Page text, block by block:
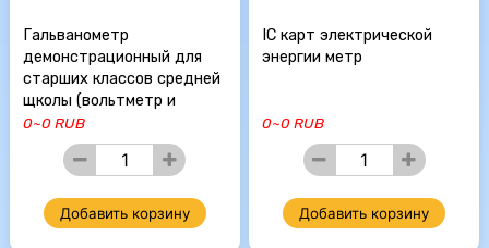
Гальванометр
демонстрационный для
старших классов средней
щколы (вольтметр и
омметр)
0~0 RUB
IC карт электрической
энергии метр
0~0 RUB